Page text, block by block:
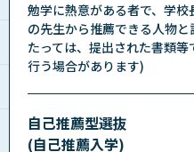
勉学に熱意がある者で、学
の先生から推薦できる人物
たっては、提出された書類
行う場合があります)
自己推薦型選抜
(自己推薦入学)